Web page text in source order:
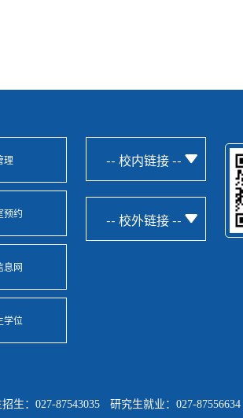
理
预约
息网
学位
-- 校内链接 --
-- 校外链接 --
生：027-87543035 研究生就业：027-87556634